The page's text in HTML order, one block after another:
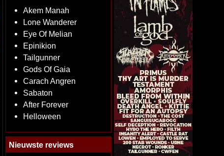
Akem Manah
Lone Wanderer
Eye Of Melian
Epinikion
Tailgunner
Gods Of Gaia
Carach Angren
Sabaton
After Forever
Helloween
Nieuwste reviews